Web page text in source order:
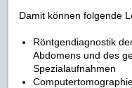
Damit können folgende
Röntgendiagnostik
Abdomens und des
Spezialaufnahmen